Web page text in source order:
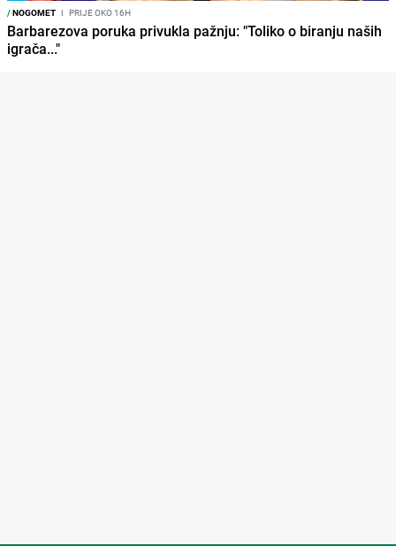
/NOGOMET I PRIJE OKO 16H
Barbarezova poruka privukla pažnju: "Toliko o biranju naših
igrača..."